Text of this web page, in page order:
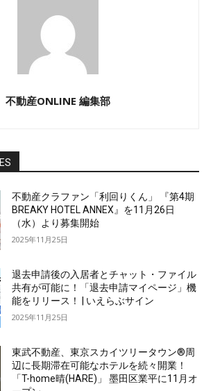
不動産ONLINE 編集部
不動産クラファン「利回りくん」 『第4期
BREAKY HOTEL ANNEX』を11月26日
（水）より募集開始
2025年11月25日
退去申請後の入居者とチャット・ファイル
共有が可能に！「退去申請マイページ」機
能をリリース！ | いえらぶサイン
2025年11月25日
東武不動産、東京スカイツリータウン®周
辺に長期滞在可能なホテルを続々開業！
「T-home晴(HARE)」 墨田区業平に11月オ